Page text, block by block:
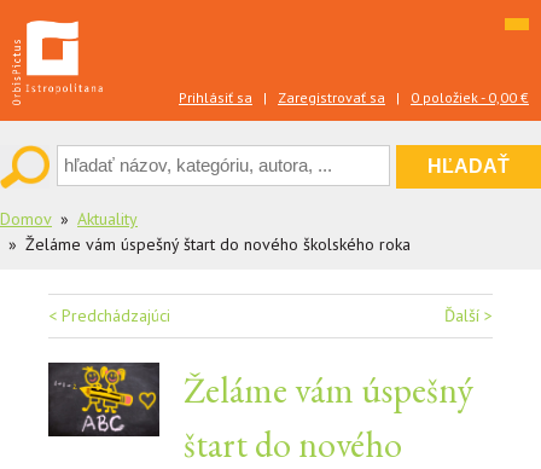
to
content
Prihlásiť sa | Zaregistrovať sa | 0 položiek - 0,00 €
Domov
Aktuality
Želáme vám úspešný štart do nového školského roka
Navigácia
v
článku
< Predchádzajúci Ďalší >
Želáme vám úspešný
štart do nového